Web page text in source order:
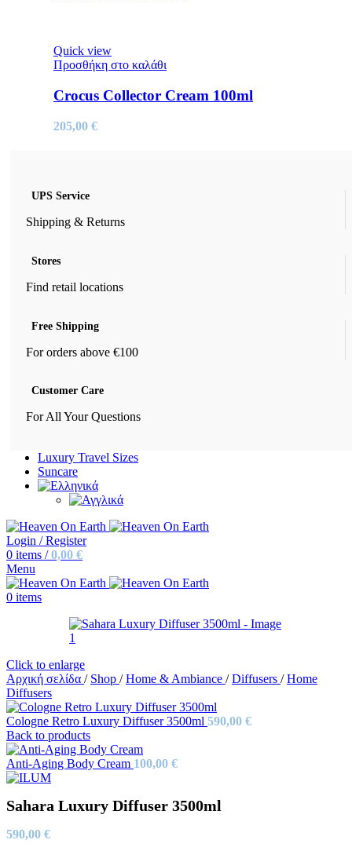
Quick view
Προσθήκη στο καλάθι
Crocus Collector Cream 100ml
205,00 €
UPS Service
Shipping & Returns
Stores
Find retail locations
Free Shipping
For orders above €100
Customer Care
For All Your Questions
Luxury Travel Sizes
Suncare
Login / Register
0 items / 0,00 €
Menu
0 items
Click to enlarge
Αρχική σελίδα / Shop / Home & Ambiance / Diffusers / Home
Diffusers
Cologne Retro Luxury Diffuser 3500ml 590,00 €
Back to products
Anti-Aging Body Cream 100,00 €
Sahara Luxury Diffuser 3500ml
590,00 €